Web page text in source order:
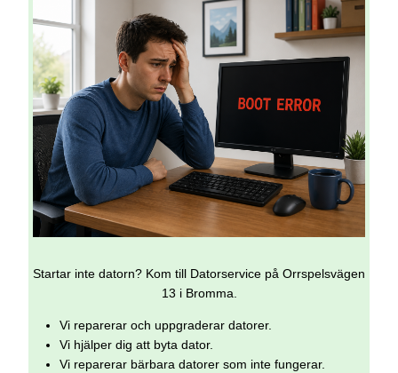
Startar inte datorn? Kom till Datorservice på Orrspelsvägen
13 i Bromma.
Vi reparerar och uppgraderar datorer.
Vi hjälper dig att byta dator.
Vi reparerar bärbara datorer som inte fungerar.